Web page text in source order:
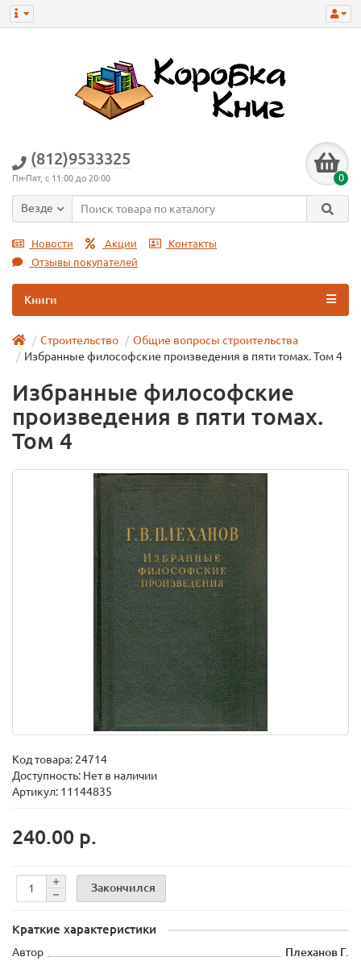
(812)9533325
Пн-Пят, с 11:00 до 20:00 0
Везде
Новости Акции
Контакты
Отзывы покупателей
Книги
Строительство
Общие вопросы строительства
Избранные философские произведения в пяти томах. Том 4
Избранные философские
произведения в пяти томах.
Том 4
Код товара: 24714
Доступность: Нет в наличии
Артикул: 11144835
240.00 р.
Закончился
Краткие характеристики
Автор
Плеханов Г.